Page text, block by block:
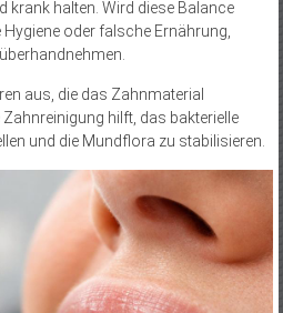
krank halten. Wird diese Balance
oder falsche Ernährung,
aus, die das Zahnmaterial
hilft, das bakterielle
und die Mundflora zu stabilisieren.